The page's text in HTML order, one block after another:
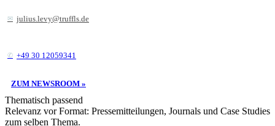
julius.levy@truffls.de
+49 30 12059341
ZUM NEWSROOM »
Thematisch passend
Relevanz vor Format: Pressemitteilungen, Journals und Case Studies
zum selben Thema.